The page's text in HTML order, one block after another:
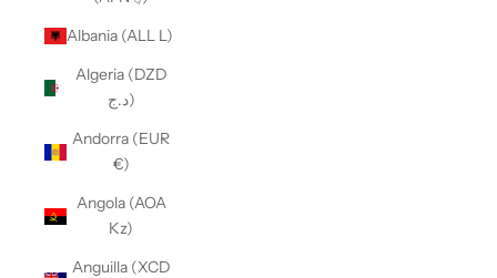
Albania (ALL L)
Algeria (DZD
د.ج)
Andorra (EUR
€)
Angola (AOA
Kz)
Anguilla (XCD